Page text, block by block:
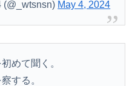
May 4, 2024
めて聞く。
する。